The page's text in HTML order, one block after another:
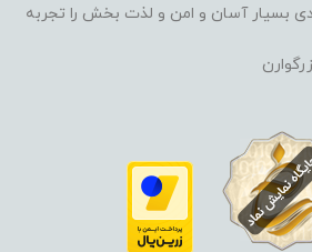
بسیار آسان و امن و لذت بخش را تجربه